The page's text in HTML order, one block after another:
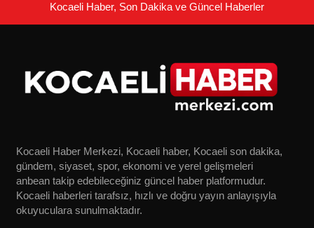
Kocaeli Haber, Son Dakika ve Güncel Haberler
Kocaeli Haber Merkezi, Kocaeli haber, Kocaeli son dakika,
gündem, siyaset, spor, ekonomi ve yerel gelişmeleri
anbean takip edebileceğiniz güncel haber platformudur.
Kocaeli haberleri tarafsız, hızlı ve doğru yayın anlayışıyla
okuyuculara sunulmaktadır.